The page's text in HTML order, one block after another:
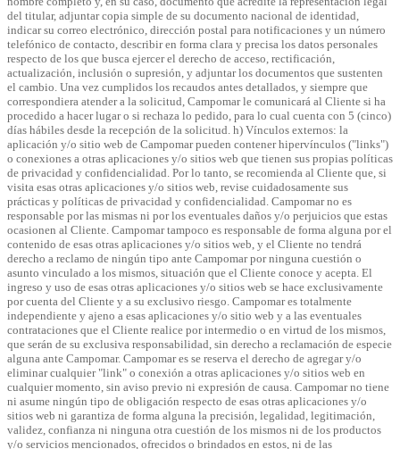
del titular, adjuntar copia simple de su documento nacional de identidad,
indicar su correo electrónico, dirección postal para notificaciones y un número
telefónico de contacto, describir en forma clara y precisa los datos personales
respecto de los que busca ejercer el derecho de acceso, rectificación,
actualización, inclusión o supresión, y adjuntar los documentos que sustenten
el cambio. Una vez cumplidos los recaudos antes detallados, y siempre que
correspondiera atender a la solicitud, Campomar le comunicará al Cliente si ha
procedido a hacer lugar o si rechaza lo pedido, para lo cual cuenta con 5 (cinco)
días hábiles desde la recepción de la solicitud. h) Vínculos externos: la
aplicación y/o sitio web de Campomar pueden contener hipervínculos ("links")
o conexiones a otras aplicaciones y/o sitios web que tienen sus propias políticas
de privacidad y confidencialidad. Por lo tanto, se recomienda al Cliente que, si
visita esas otras aplicaciones y/o sitios web, revise cuidadosamente sus
prácticas y políticas de privacidad y confidencialidad. Campomar no es
responsable por las mismas ni por los eventuales daños y/o perjuicios que estas
ocasionen al Cliente. Campomar tampoco es responsable de forma alguna por el
contenido de esas otras aplicaciones y/o sitios web, y el Cliente no tendrá
derecho a reclamo de ningún tipo ante Campomar por ninguna cuestión o
asunto vinculado a los mismos, situación que el Cliente conoce y acepta. El
ingreso y uso de esas otras aplicaciones y/o sitios web se hace exclusivamente
por cuenta del Cliente y a su exclusivo riesgo. Campomar es totalmente
independiente y ajeno a esas aplicaciones y/o sitio web y a las eventuales
contrataciones que el Cliente realice por intermedio o en virtud de los mismos,
que serán de su exclusiva responsabilidad, sin derecho a reclamación de especie
alguna ante Campomar. Campomar es se reserva el derecho de agregar y/o
eliminar cualquier "link" o conexión a otras aplicaciones y/o sitios web en
cualquier momento, sin aviso previo ni expresión de causa. Campomar no tiene
ni asume ningún tipo de obligación respecto de esas otras aplicaciones y/o
sitios web ni garantiza de forma alguna la precisión, legalidad, legitimación,
validez, confianza ni ninguna otra cuestión de los mismos ni de los productos
y/o servicios mencionados, ofrecidos o brindados en estos, ni de las